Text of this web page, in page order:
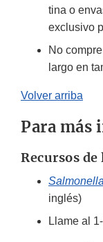
tina o
exclusivo
No
largo en
Volver arriba
Para más
Recursos de
Salmonella
inglés)
Llame al